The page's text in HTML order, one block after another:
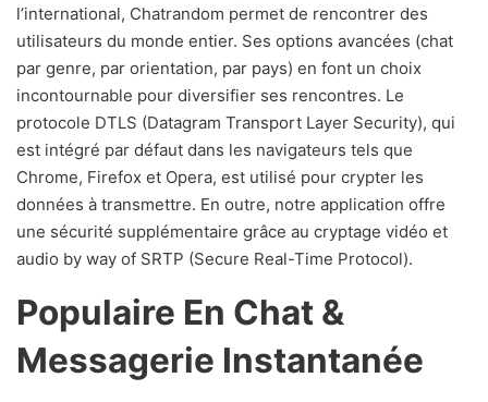
l’international, Chatrandom permet de rencontrer des
utilisateurs du monde entier. Ses options avancées (chat
par genre, par orientation, par pays) en font un choix
incontournable pour diversifier ses rencontres. Le
protocole DTLS (Datagram Transport Layer Security), qui
est intégré par défaut dans les navigateurs tels que
Chrome, Firefox et Opera, est utilisé pour crypter les
données à transmettre. En outre, notre application offre
une sécurité supplémentaire grâce au cryptage vidéo et
audio by way of SRTP (Secure Real-Time Protocol).
Populaire En Chat &
Messagerie Instantanée